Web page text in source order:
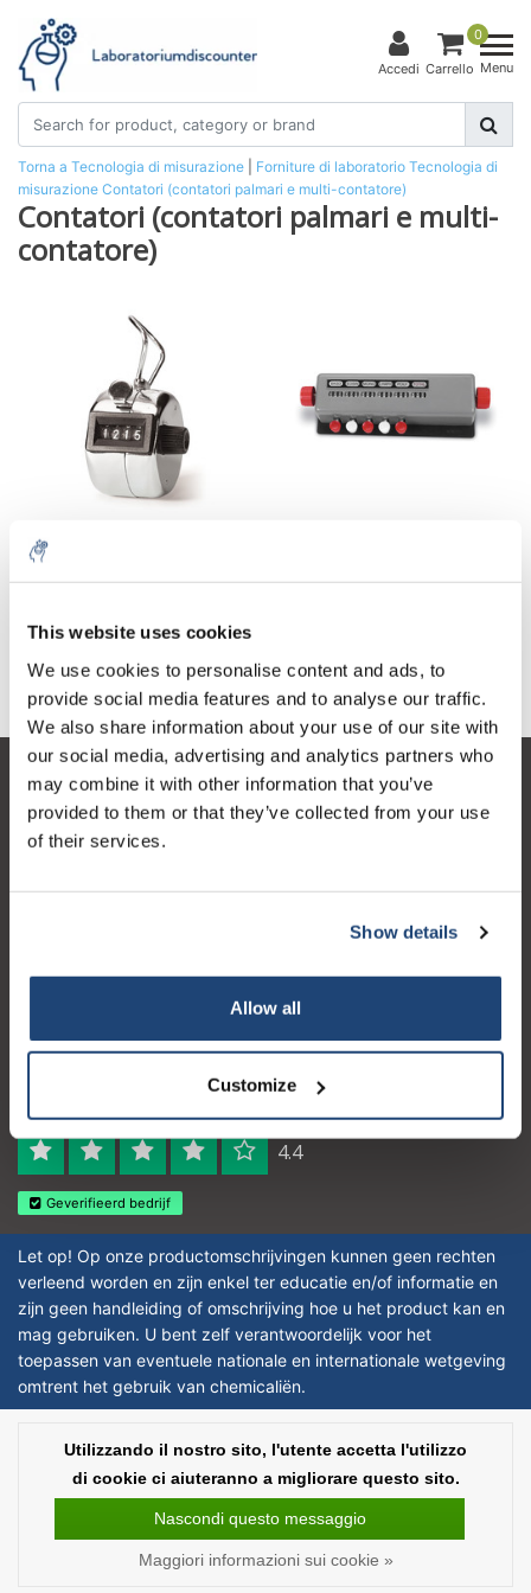
This website uses cookies
We use cookies to personalise content and ads, to
provide social media features and to analyse our traffic.
We also share information about your use of our site with
our social media, advertising and analytics partners who
may combine it with other information that you’ve
provided to them or that they’ve collected from your use
of their services.
Show details
Allow all
Customize
Accedi
0
Carrello Menu
Torna a Tecnologia di misurazione Forniture di laboratorio Tecnologia di
misurazione Contatori (contatori palmari e multi-contatore)
Contatori (contatori palmari e multi-
contatore)
Contamani
contatori, 6
Servizio di assistenza
Il mio account
4.4
Geverifieerd bedrijf
Let op! Op onze productomschrijvingen kunnen geen rechten
verleend worden en zijn enkel ter educatie en/of informatie en
zijn geen handleiding of omschrijving hoe u het product kan en
mag gebruiken. U bent zelf verantwoordelijk voor het
toepassen van eventuele nationale en internationale wetgeving
omtrent het gebruik van chemicaliën.
bassi - All rights reserved - Theme byInStijl Media | Tutti i prezzi sono al
netto delle imposte
Utilizzando il nostro sito, l'utente accetta l'utilizzo
di cookie ci aiuteranno a migliorare questo sito.
Nascondi questo messaggio
Maggiori informazioni sui cookie »